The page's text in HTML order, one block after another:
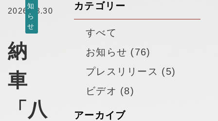
モンテリオンについて ▼
新着情報
採用情報
2026.03.30
知
ら
せ
納
車
「八
カテゴリー
すべて
お知らせ (76)
プレスリリース (5)
ビデオ (8)
アーカイブ